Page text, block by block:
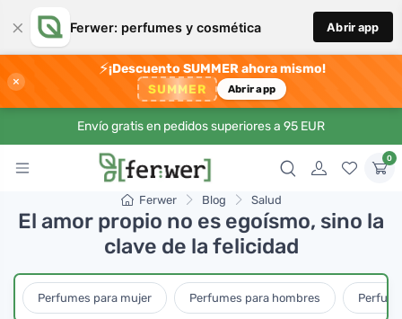
× Ferwer: perfumes y cosmética Abrir app
×
⚡¡Descuento SUMMER ahora mismo!
SUMMER Abrir app
Envío gratis en pedidos superiores a 95 EUR
0
Ferwer Blog Salud
El amor propio no es egoísmo, sino la
clave de la felicidad
Perfumes para mujer Perfumes para hombres